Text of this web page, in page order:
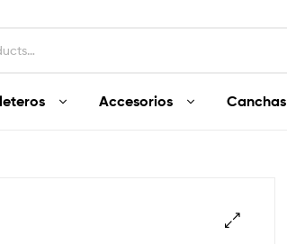
Accesorios Canchas